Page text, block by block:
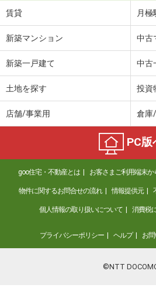
賃貸 月極
新築マンション 中古
新築一戸建て 中古
土地を探す 投資
店舗/事業用 倉庫
PC版
goo住宅・不動産とは お客さまご利用端末
物件に関するお問合せの流れ 情報提供元
個人情報の取り扱いについて 消費税
プライバシーポリシー ヘルプ お
©NTT